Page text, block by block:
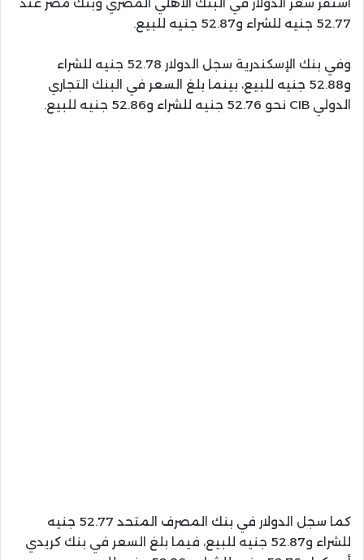
استقر سعر الدولار في البنك الأهلي المصري وبنك مصر عند
52.77 جنيه للشراء و52.87 جنيه للبيع.
وفي بنك الإسكندرية سجل الدولار 52.78 جنيه للشراء
و52.88 جنيه للبيع، بينما بلغ السعر في البنك التجاري
الدولي CIB نحو 52.76 جنيه للشراء و52.86 جنيه للبيع.
كما سجل الدولار في بنك المصرف المتحد 52.77 جنيه
للشراء و52.87 جنيه للبيع، فيما بلغ السعر في بنك كريدي